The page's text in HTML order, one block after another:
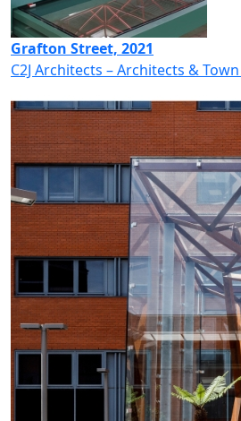
Grafton Street, 2021
C2J Architects – Architects &